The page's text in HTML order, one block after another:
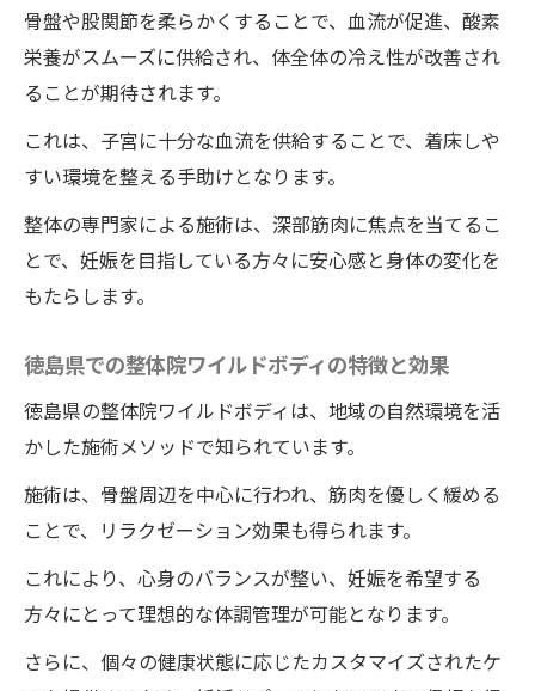
骨盤や股関節を柔らかくすることで、血流が促進、酸素
栄養がスムーズに供給され、体全体の冷え性が改善され
ることが期待されます。
これは、子宮に十分な血流を供給することで、着床しや
すい環境を整える手助けとなります。
整体の専門家による施術は、深部筋肉に焦点を当てるこ
とで、妊娠を目指している方々に安心感と身体の変化を
もたらします。
徳島県での整体院ワイルドボディの特徴と効果
徳島県の整体院ワイルドボディは、地域の自然環境を活
かした施術メソッドで知られています。
施術は、骨盤周辺を中心に行われ、筋肉を優しく緩める
ことで、リラクゼーション効果も得られます。
これにより、心身のバランスが整い、妊娠を希望する
方々にとって理想的な体調管理が可能となります。
さらに、個々の健康状態に応じたカスタマイズされたケ